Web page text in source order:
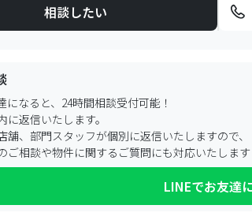
相談したい
になると、24時間相談受付可能！
返信いたします。
舗、部門スタッフが個別に返信いたしますので、
ご相談や物件に関するご質問にも対応いたします
LINEでお友達